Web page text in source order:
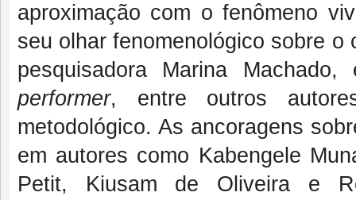
aproximação com o fenômeno
seu olhar fenomenológico sobre
pesquisadora Marina
performer,
entre outros
metodológico. As ancoragens
em autores como Kabengele
Petit, Kiusam de Oliveira e